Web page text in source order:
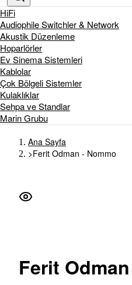
HiFi
Audiophile Switchler & Network
Akustik Düzenleme
Hoparlörler
Ev Sinema Sistemleri
Kablolar
Çok Bölgeli Sistemler
Kulaklıklar
Sehpa ve Standlar
Marin Grubu
Ana Sayfa
>Ferit Odman - Nommo
Ferit